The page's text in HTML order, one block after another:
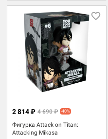
Фигурка Attack on Titan:
Attacking Mikasa
2 814 ₽ 4 690 ₽ -40%